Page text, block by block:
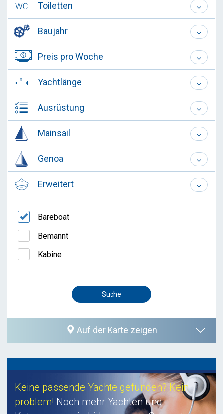
Toiletten
Baujahr
Preis pro Woche
Yachtlänge
Ausrüstung
Mainsail
Genoa
Erweitert
Bareboat
Bemannt
Kabine
Auf der Karte zeigen
Keine passende Yachte gefunden? Kein
problem! Noch mehr Yachten und